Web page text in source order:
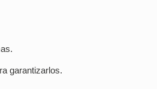
garantizarlos.